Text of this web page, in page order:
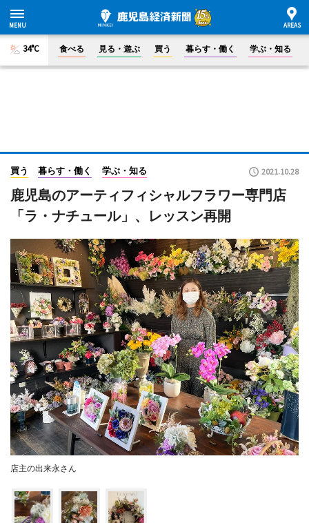
34°C 食べる 見る・遊ぶ 買う 暮らす・働く 学ぶ・知る
買う 暮らす・働く 学ぶ・知る 2021.10.28
鹿児島のアーティフィシャルフラワー専門店
「ラ・ナチュール」、レッスン再開
店主の出来永さん